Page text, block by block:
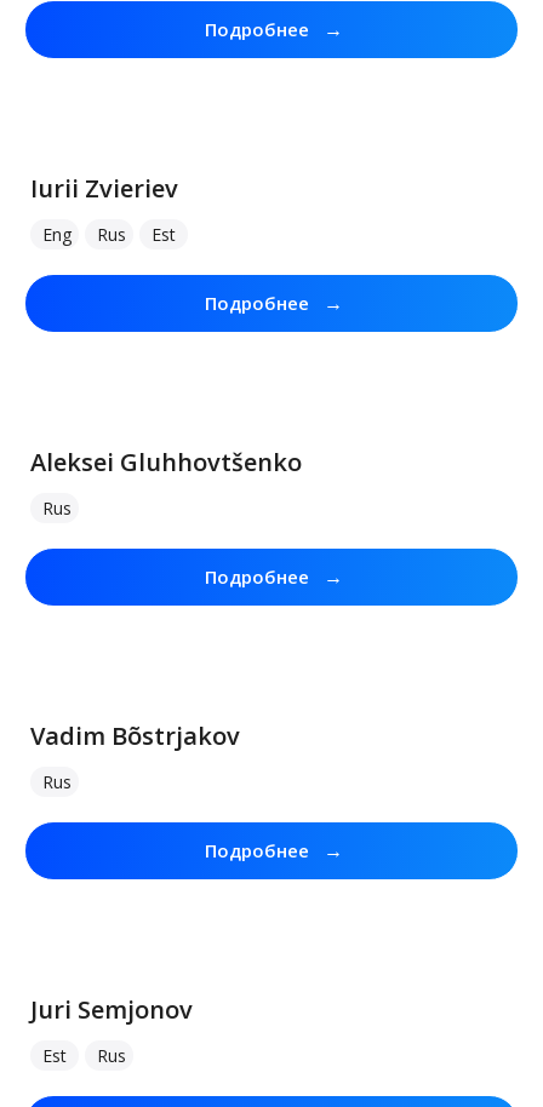
Подробнее →
Iurii Zvieriev
Eng Rus Est
Подробнее →
Aleksei Gluhhovtšenko
Rus
Подробнее →
Vadim Bõstrjakov
Rus
Подробнее →
Juri Semjonov
Est Rus